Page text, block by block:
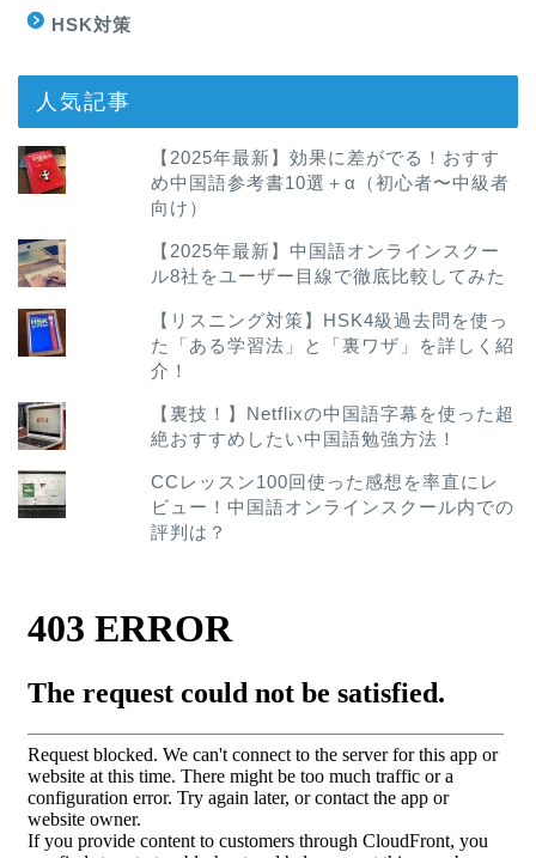
HSK対策
人気記事
【2025年最新】効果に差がでる！おすす
め中国語参考書10選＋α（初心者〜中級者
向け）
【2025年最新】中国語オンラインスクー
ル8社をユーザー目線で徹底比較してみた
【リスニング対策】HSK4級過去問を使っ
た「ある学習法」と「裏ワザ」を詳しく紹
介！
【裏技！】Netflixの中国語字幕を使った超
絶おすすめしたい中国語勉強方法！
CCレッスン100回使った感想を率直にレ
ビュー！中国語オンラインスクール内での
評判は？